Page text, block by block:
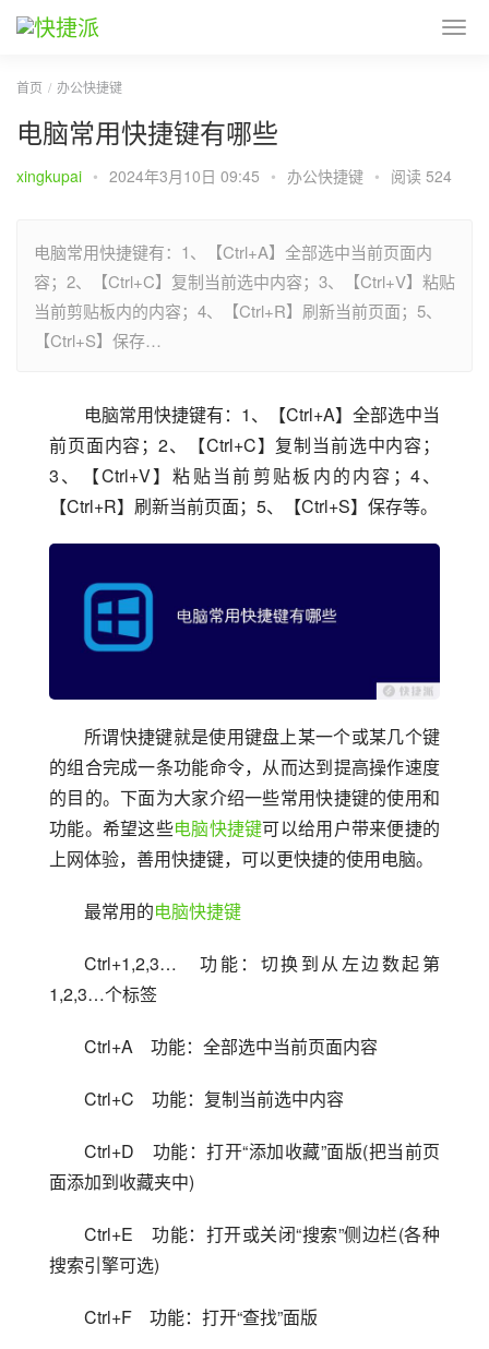
首页 办公快捷键
电脑常用快捷键有哪些
xingkupai • 2024年3月10日 09:45 • 办公快捷键 • 阅读 524
电脑常用快捷键有：1、【Ctrl+A】全部选中当前页面内
容；2、【Ctrl+C】复制当前选中内容；3、【Ctrl+V】粘贴
当前剪贴板内的内容；4、【Ctrl+R】刷新当前页面；5、
【Ctrl+S】保存…
电脑常用快捷键有：1、【Ctrl+A】全部选中当
前页面内容；2、【Ctrl+C】复制当前选中内容；
3、【Ctrl+V】粘贴当前剪贴板内的内容；4、
【Ctrl+R】刷新当前页面；5、【Ctrl+S】保存等。
所谓快捷键就是使用键盘上某一个或某几个键
的组合完成一条功能命令，从而达到提高操作速度
的目的。下面为大家介绍一些常用快捷键的使用和
功能。希望这些电脑快捷键可以给用户带来便捷的
上网体验，善用快捷键，可以更快捷的使用电脑。
最常用的电脑快捷键
Ctrl+1,2,3…　功能：切换到从左边数起第
1,2,3…个标签
Ctrl+A　功能：全部选中当前页面内容
Ctrl+C　功能：复制当前选中内容
Ctrl+D　功能：打开“添加收藏”面版(把当前页
面添加到收藏夹中)
Ctrl+E　功能：打开或关闭“搜索”侧边栏(各种
搜索引擎可选)
Ctrl+F　功能：打开“查找”面版